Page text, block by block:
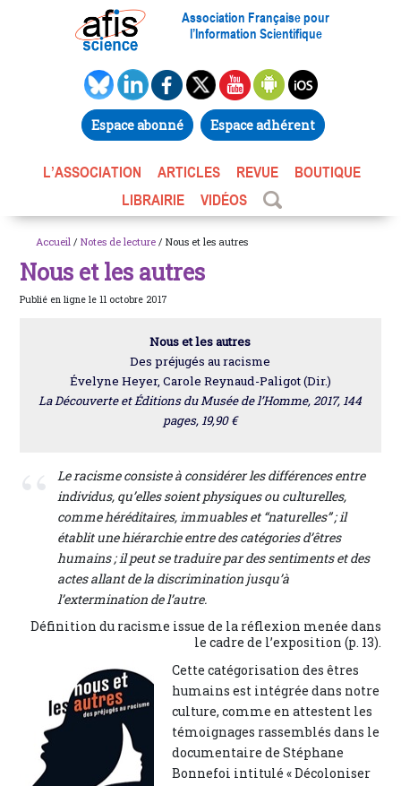
Association Française pour
l’Information Scientifique
Espace abonné Espace adhérent
L’ASSOCIATION ARTICLES REVUE
BOUTIQUE
LIBRAIRIE
VIDÉOS
Accueil / Notes de lecture / Nous et les autres
Nous et les autres
Publié en ligne le 11 octobre 2017
Nous et les autres
Des préjugés au racisme
Évelyne Heyer, Carole Reynaud-Paligot (Dir.)
La Découverte et Éditions du Musée de l’Homme, 2017, 144
pages, 19,90 €
Le racisme consiste à considérer les différences entre
individus, qu’elles soient physiques ou culturelles,
comme héréditaires, immuables et “naturelles” ; il
établit une hiérarchie entre des catégories d’êtres
humains ; il peut se traduire par des sentiments et des
actes allant de la discrimination jusqu’à
l’extermination de l’autre.
Définition du racisme issue de la réflexion menée dans
le cadre de l’exposition (p. 13).
Cette catégorisation des êtres
humains est intégrée dans notre
culture, comme en attestent les
témoignages rassemblés dans le
documentaire de Stéphane
Bonnefoi intitulé « Décoloniser